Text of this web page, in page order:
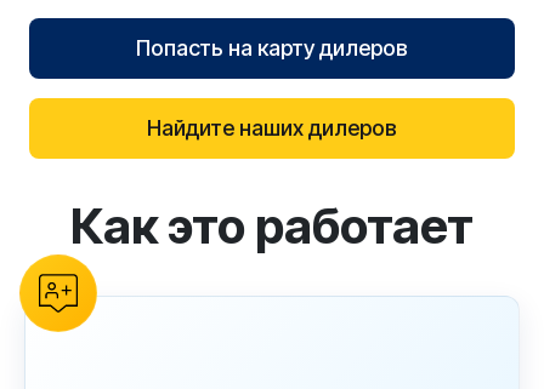
Попасть на карту дилеров
Найдите наших дилеров
reCAPTCHA verification
Как это работает